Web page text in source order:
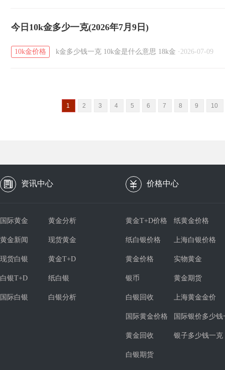
今日10k金多少一克(2026年7月9日)
10k金价格 k金多少钱一克 10k金是什么意思 18k金 · 2026-07-09
1 2 3 4 5 6 7 8 9 10
资讯中心 价格中心
国际黄金 黄金分析
黄金新闻 现货黄金
现货白银 黄金T+D
白银T+D 纸白银
国际白银 白银分析
黄金T+D价格 纸黄金价格
纸白银价格 上海白银价格
黄金价格 实物黄金
银币 黄金期货
白银回收 上海黄金金价
国际黄金价格 国际银价多少钱
黄金回收 银子多少钱一克
白银期货